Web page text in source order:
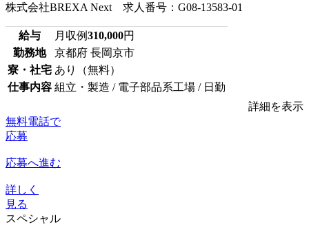
株式会社BREXA Next 求人番号：G08-13583-01
給与 月収例310,000円
勤務地
京都府 長岡京市
寮・社宅 あり（無料）
仕事内容 組立・製造 / 電子部品系工場 / 日勤
詳細を表示
無料電話で
応募
応募へ進む
詳しく
見る
スペシャル